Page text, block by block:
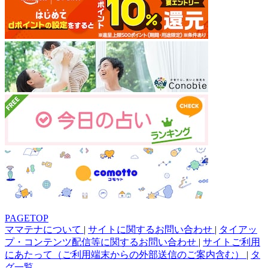
PAGETOP
ママテナについて | サイトに関するお問い合わせ | タイアッ
プ・コンテンツ配信等に関するお問い合わせ | サイトご利用
にあたって（ご利用端末からの外部送信のご案内含む） | タ